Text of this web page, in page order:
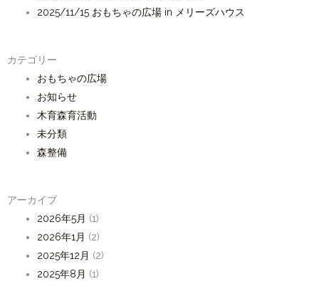
2025/11/15 おもちゃの広場 in メリーズハウス
カテゴリー
おもちゃの広場
お知らせ
木育森育活動
未分類
森整備
アーカイブ
2026年5月 (1)
2026年1月 (2)
2025年12月 (2)
2025年8月 (1)